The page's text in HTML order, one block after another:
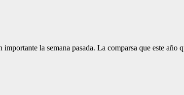
la semana pasada. La comparsa que este año